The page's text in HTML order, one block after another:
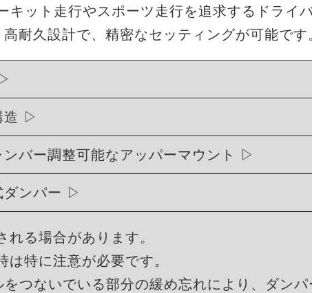
キット走行やスポーツ走行を追求するドライ
耐久設計で、精密なセッティングが可能です
造
バー調整可能なアッパーマウント
ンパー
る場合があります。
特に注意が必要です。
つないでいる部分の緩め忘れにより、ダン